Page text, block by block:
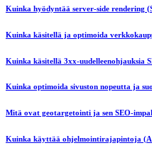
Kuinka hyödyntää server-side rendering
Kuinka käsitellä ja optimoida
Kuinka käsitellä 3xx-uudelleenohjauksia
Kuinka optimoida sivuston nopeutta ja
Mitä ovat geotargetointi ja sen SEO-
Kuinka käyttää ohjelmointirajapintoja